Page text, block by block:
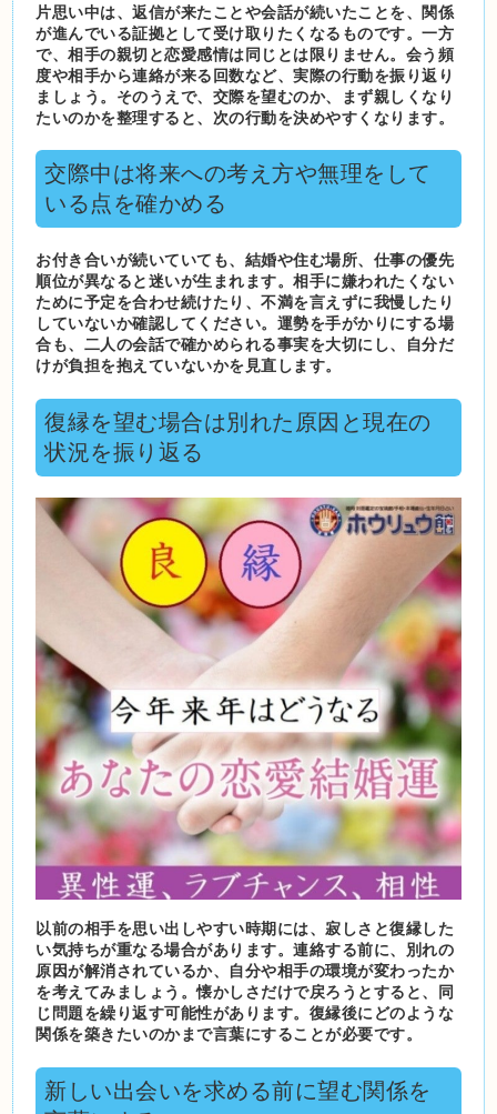
片思い中は、返信が来たことや会話が続いたことを、関係
が進んでいる証拠として受け取りたくなるものです。一方
で、相手の親切と恋愛感情は同じとは限りません。会う頻
度や相手から連絡が来る回数など、実際の行動を振り返り
ましょう。そのうえで、交際を望むのか、まず親しくなり
たいのかを整理すると、次の行動を決めやすくなります。
交際中は将来への考え方や無理をして
いる点を確かめる
お付き合いが続いていても、結婚や住む場所、仕事の優先
順位が異なると迷いが生まれます。相手に嫌われたくない
ために予定を合わせ続けたり、不満を言えずに我慢したり
していないか確認してください。運勢を手がかりにする場
合も、二人の会話で確かめられる事実を大切にし、自分だ
けが負担を抱えていないかを見直します。
復縁を望む場合は別れた原因と現在の
状況を振り返る
以前の相手を思い出しやすい時期には、寂しさと復縁した
い気持ちが重なる場合があります。連絡する前に、別れの
原因が解消されているか、自分や相手の環境が変わったか
を考えてみましょう。懐かしさだけで戻ろうとすると、同
じ問題を繰り返す可能性があります。復縁後にどのような
関係を築きたいのかまで言葉にすることが必要です。
新しい出会いを求める前に望む関係を